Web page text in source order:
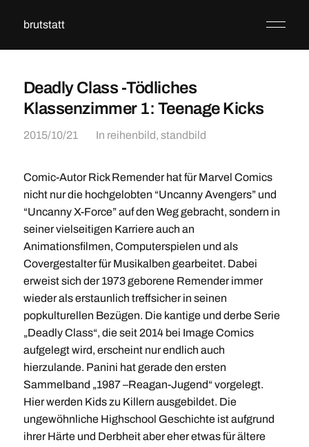
brutstatt
Deadly Class -Tödliches
Klassenzimmer 1: Teenage Kicks
2015/10/21 In reihenbild, standbild
Comic-Autor Rick Remender hat für Marvel Comics
nicht nur die hochgelobten “Uncanny Avengers” und
“Uncanny X-Force” auf den Weg gebracht, sondern in
seiner vielseitigen Karriere auch an
Animationsfilmen, Computerspielen und als
Covergestalter für Musikalben gearbeitet. Dabei
erweist sich der 1973 geborene Remender immer
wieder als erstaunlich treffsicher in seinen
popkulturellen Bezügen. Die kantige und derbe Serie
„Deadly Class“, die seit 2014 bei Image Comics
aufgelegt wird, erscheint nur endlich auch
hierzulande. Panini hat gerade den ersten
Sammelband „1987 –Reagan-Jugend“ vorgelegt.
Hier werden Kids zu Killern ausgebildet. Die
ungewöhnliche Highschool Geschichte ist aufgrund
ihrer Härte und Derbheit aber eher etwas für ältere